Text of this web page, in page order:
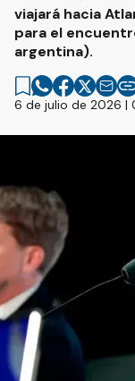
viajará hacia
para el
argentina).
6 de julio de 2026 |